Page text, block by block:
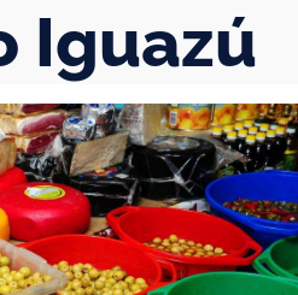
Iguazú